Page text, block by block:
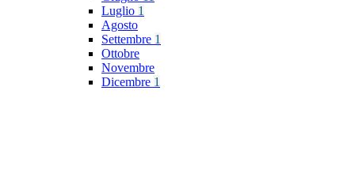
Luglio 1
Agosto
Settembre 1
Ottobre
Novembre
Dicembre 1